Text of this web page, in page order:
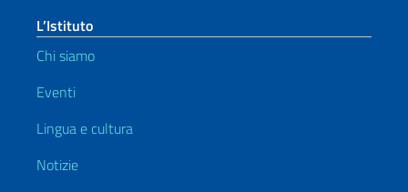
L’Istituto
Chi siamo
Eventi
Lingua e cultura
Notizie